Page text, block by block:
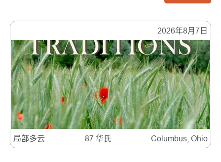
2026年8月7日
局部多云 87 华氏 Columbus, Ohio